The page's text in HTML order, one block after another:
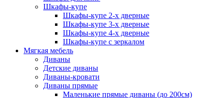
Шкафы-купе
Шкафы-купе 2-х дверные
Шкафы-купе 3-х дверные
Шкафы-купе 4-х дверные
Шкафы-купе с зеркалом
Мягкая мебель
Диваны
Детские диваны
Диваны-кровати
Диваны прямые
Маленькие прямые диваны (до 200см)